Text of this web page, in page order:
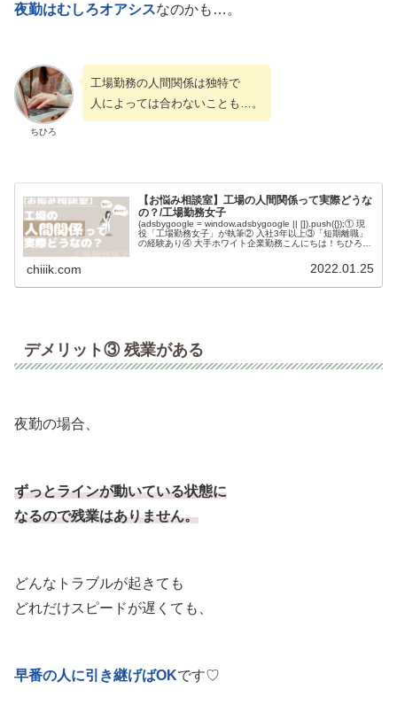
夜勤はむしろオアシスなのかも…。
ちひろ
工場勤務の人間関係は独特で
人によっては合わないことも…。
【お悩み相談室】工場の人間関係って実際どうな
の？/工場勤務女子
(adsbygoogle = window.adsbygoogle || []).push({});① 現
役「工場勤務女子」が執筆② 入社3年以上③「短期離職」
の経験あり④ 大手ホワイト企業勤務こんにちは！ちひろで
chiiik.com 2022.01.25
デメリット③ 残業がある
夜勤の場合、
ずっとラインが動いている状態に
なるので残業はありません。
どんなトラブルが起きても
どれだけスピードが遅くても、
早番の人に引き継げばOKです♡